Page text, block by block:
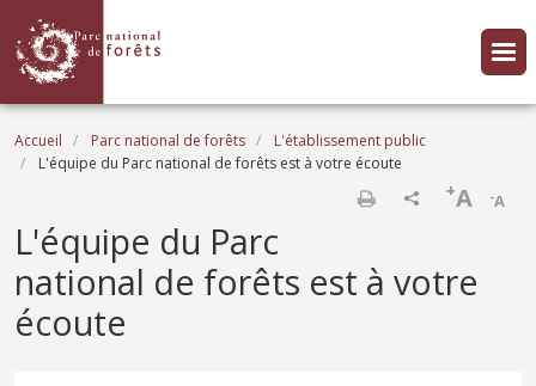
Fil d'Ariane
Accueil Parc national de forêts
L'établissement public
L'équipe du Parc national de forêts est à votre écoute
-A
+A
L'équipe du Parc
national de forêts est à votre
écoute